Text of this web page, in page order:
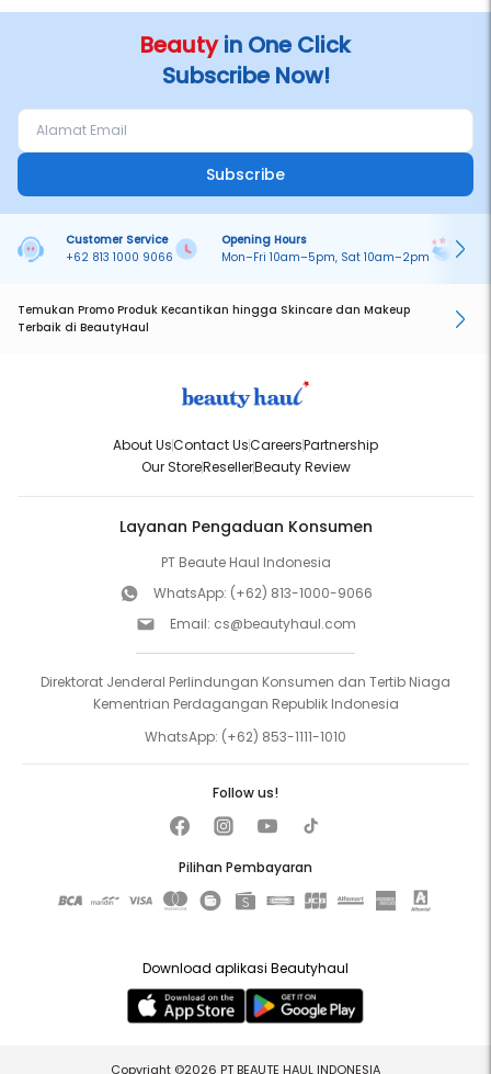
Beautyin One Click
Subscribe Now!
Subscribe
Customer Service
+62 813 1000 9066
Opening Hours
Mon–Fri 10am–5pm, Sat 10am–2pm
Temukan Promo Produk Kecantikan hingga Skincare dan Makeup
Terbaik di BeautyHaul
About UsContact UsCareersPartnership
Our StoreResellerBeauty Review
Layanan Pengaduan Konsumen
PT Beaute Haul Indonesia
WhatsApp: (+62) 813-1000-9066
Email: cs@beautyhaul.com
Direktorat Jenderal Perlindungan Konsumen dan Tertib Niaga
Kementrian Perdagangan Republik Indonesia
WhatsApp: (+62) 853-1111-1010
Pilihan Pembayaran
Follow us!
Download aplikasi Beautyhaul
Copyright ©2026 PT BEAUTE HAUL INDONESIA